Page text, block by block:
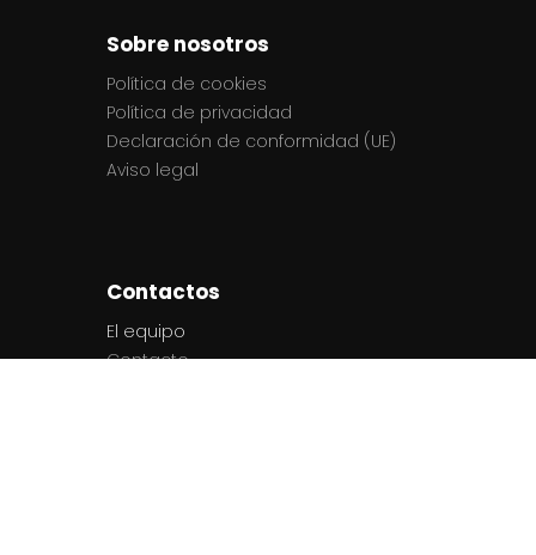
Sobre nosotros
Política de cookies
Política de privacidad
Declaración de conformidad (UE)
Aviso legal
Contactos
El equipo
Contacto